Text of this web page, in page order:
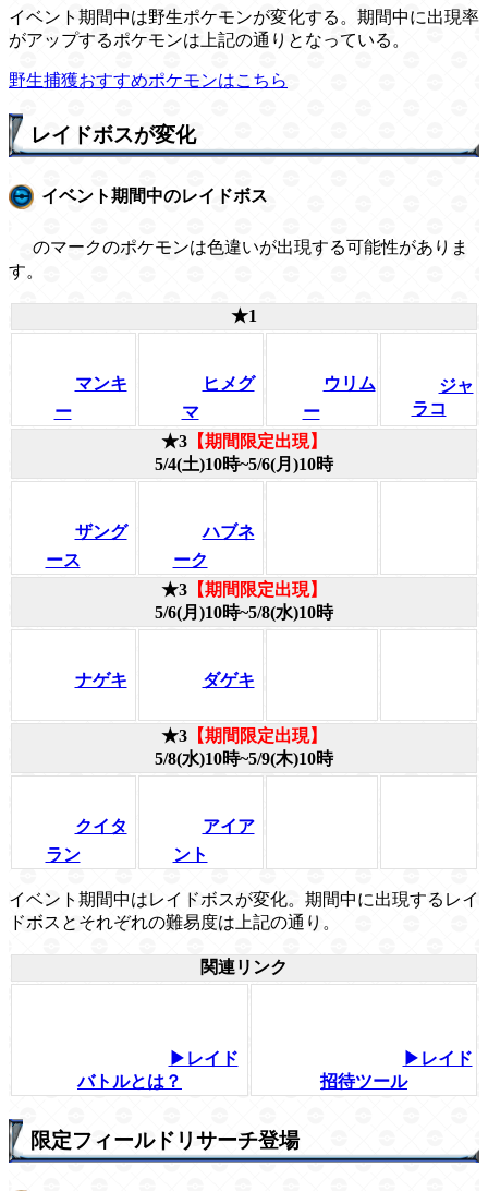
イベント期間中は野生ポケモンが変化する。期間中に出現率
がアップするポケモンは上記の通りとなっている。
野生捕獲おすすめポケモンはこちら
レイドボスが変化
イベント期間中のレイドボス
のマークのポケモンは色違いが出現する可能性がありま
す。
★1
マンキ
ー
ヒメグ
マ
ウリム
ー
ジャ
ラコ
★3 【期間限定出現】
5/4(土)10時~5/6(月)10時
ザング
ース
ハブネ
ーク
★3 【期間限定出現】
5/6(月)10時~5/8(水)10時
ナゲキ ダゲキ
★3 【期間限定出現】
5/8(水)10時~5/9(木)10時
クイタ
ラン
アイア
ント
イベント期間中はレイドボスが変化。期間中に出現するレイ
ドボスとそれぞれの難易度は上記の通り。
関連リンク
▶レイド
バトルとは？
▶レイド
招待ツール
限定フィールドリサーチ登場